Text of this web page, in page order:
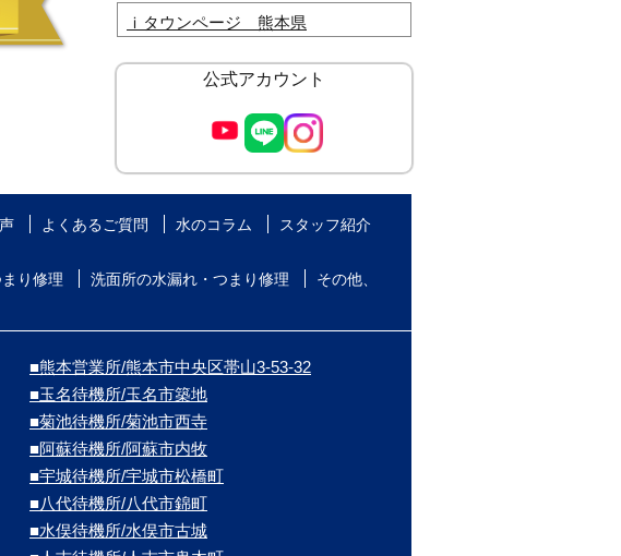
ｉタウンページ 熊本県
公式アカウント
よくあるご質問 水のコラム
スタッフ紹介
り修理 洗面所の水漏れ・つまり修理
その他、
■熊本営業所/熊本市中央区帯山3-53-32
■玉名待機所/玉名市築地
■菊池待機所/菊池市西寺
■阿蘇待機所/阿蘇市内牧
■宇城待機所/宇城市松橋町
■八代待機所/八代市錦町
■水俣待機所/水俣市古城